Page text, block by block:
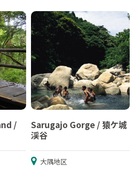
/
Sarugajo Gorge / 猿ケ城
渓谷
大隅地区